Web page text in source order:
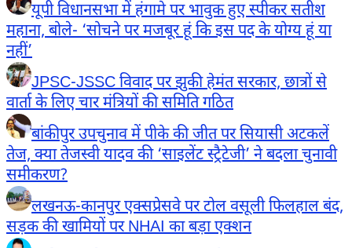
यूपी विधानसभा में हंगामे पर भावुक हुए स्पीकर सतीश
महाना, बोले- ‘सोचने पर मजबूर हूं कि इस पद के योग्य हूं या
नहीं’
JPSC-JSSC विवाद पर झुकी हेमंत सरकार, छात्रों से
वार्ता के लिए चार मंत्रियों की समिति गठित
बांकीपुर उपचुनाव में पीके की जीत पर सियासी अटकलें
तेज, क्या तेजस्वी यादव की ‘साइलेंट स्ट्रैटेजी’ ने बदला चुनावी
समीकरण?
लखनऊ-कानपुर एक्सप्रेसवे पर टोल वसूली फिलहाल बंद,
सड़क की खामियों पर NHAI का बड़ा एक्शन